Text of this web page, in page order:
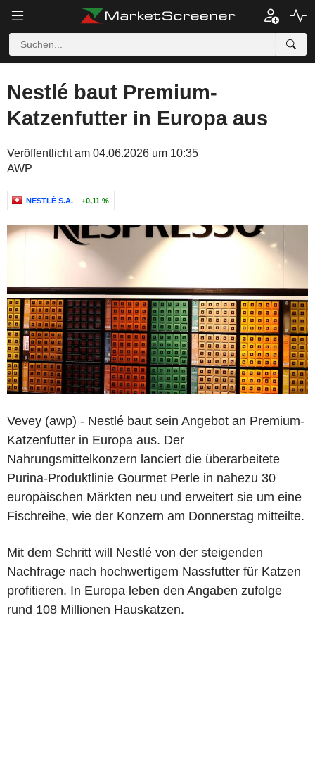
Nestlé baut Premium-
Katzenfutter in Europa aus
Veröffentlicht am 04.06.2026 um 10:35
AWP
NESTLÉ S.A. +0,11 %
Vevey (awp) - Nestlé baut sein Angebot an Premium-
Katzenfutter in Europa aus. Der
Nahrungsmittelkonzern lanciert die überarbeitete
Purina-Produktlinie Gourmet Perle in nahezu 30
europäischen Märkten neu und erweitert sie um eine
Fischreihe, wie der Konzern am Donnerstag mitteilte.
Mit dem Schritt will Nestlé von der steigenden
Nachfrage nach hochwertigem Nassfutter für Katzen
profitieren. In Europa leben den Angaben zufolge
rund 108 Millionen Hauskatzen.